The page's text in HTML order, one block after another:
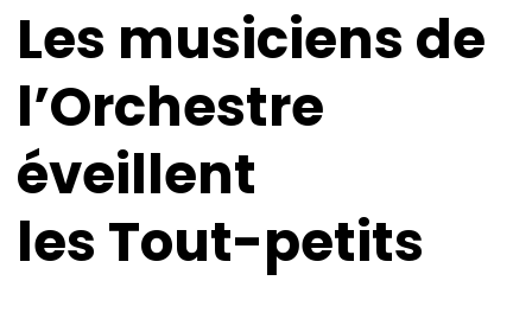
Les musiciens de
l’Orchestre
éveillent
les Tout-petits